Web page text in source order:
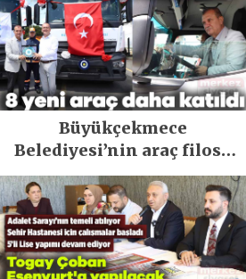
Büyükçekmece
Belediyesi’nin araç filosu
güçlendi